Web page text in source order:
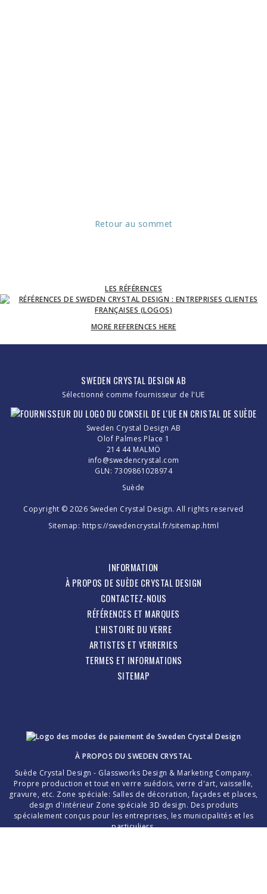
Retour au sommet
LES RÉFÉRENCES
MORE REFERENCES HERE
SWEDEN CRYSTAL DESIGN AB
Sélectionné comme fournisseur de l'UE
Sweden Crystal Design AB
Olof Palmes Place 1
214 44 MALMÖ
info@swedencrystal.com
GLN: 7309861028974
Suède
Copyright © 2026 Sweden Crystal Design. All rights reserved
Sitemap: https://swedencrystal.fr/sitemap.html
INFORMATION
À PROPOS DE SUÈDE CRYSTAL DESIGN
CONTACTEZ-NOUS
RÉFÉRENCES ET MARQUES
L'HISTOIRE DU VERRE
ARTISTES ET VERRERIES
TERMES ET INFORMATIONS
SITEMAP
À PROPOS DU SWEDEN CRYSTAL
Suède Crystal Design - Glassworks Design & Marketing Company.
Propre production et tout en verre suédois, verre d'art, vaisselle,
gravure, etc. Zone spéciale: Salles de décoration, façades et places,
design d'intérieur Zone spéciale 3D design. Des produits
spécialement conçus pour les entreprises, les municipalités et les
particuliers.